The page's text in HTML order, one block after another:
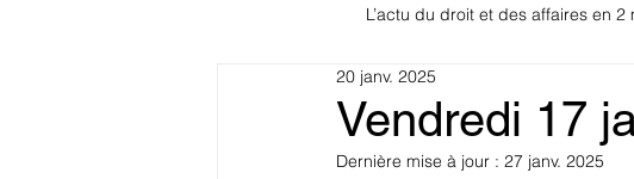
L’actu du droit et des affaires en 2
Vendredi 17
20 janv. 2025
Dernière mise à jour : 27 janv. 2025